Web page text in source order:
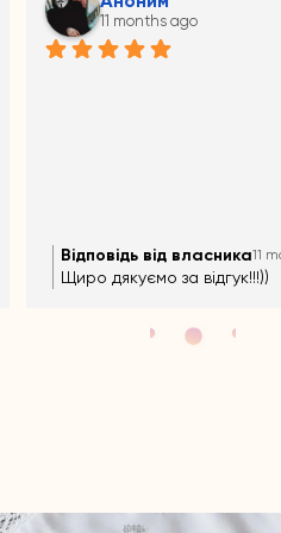
11 months ago
Відповідь від власника11
Щиро дякуємо за відгук!!!))